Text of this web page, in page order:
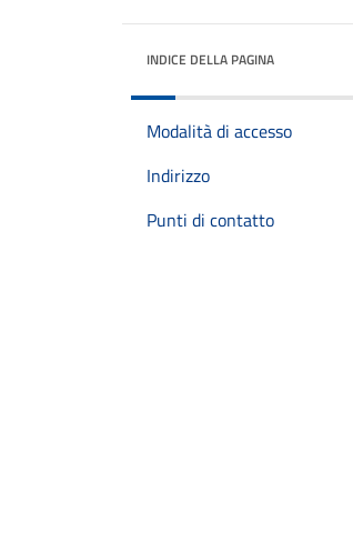
INDICE DELLA PAGINA
Modalità di accesso
Indirizzo
Punti di contatto